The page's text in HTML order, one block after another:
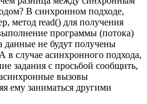
В синхронном подходе,
метод read() для получения
программы (потока)
данные не будут получены
в случае асинхронного подхода,
задания с просьбой сообщить,
вызовы
ему заниматься другими